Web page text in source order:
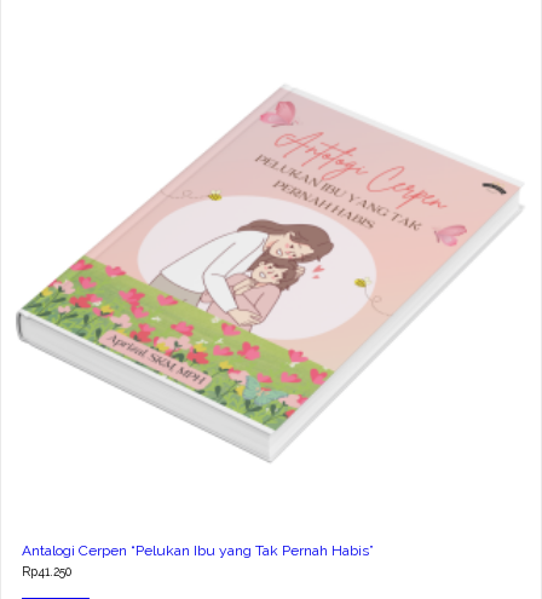
Antalogi Cerpen “Pelukan Ibu yang Tak Pernah Habis”
Rp41.250